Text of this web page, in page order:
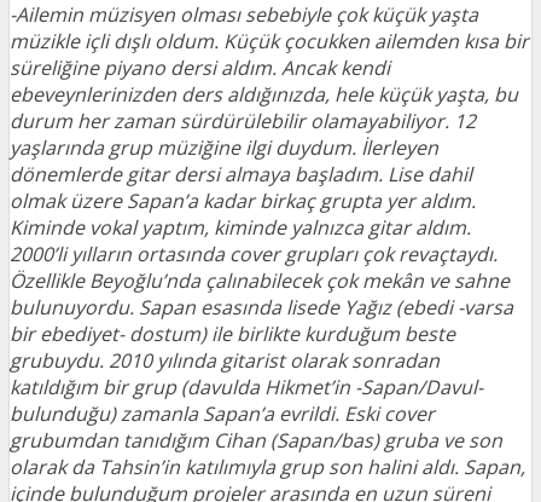
-Ailemin müzisyen olması sebebiyle çok küçük yaşta
müzikle içli dışlı oldum. Küçük çocukken ailemden kısa bir
süreliğine piyano dersi aldım. Ancak kendi
ebeveynlerinizden ders aldığınızda, hele küçük yaşta, bu
durum her zaman sürdürülebilir olamayabiliyor. 12
yaşlarında grup müziğine ilgi duydum. İlerleyen
dönemlerde gitar dersi almaya başladım. Lise dahil
olmak üzere Sapan’a kadar birkaç grupta yer aldım.
Kiminde vokal yaptım, kiminde yalnızca gitar aldım.
2000’li yılların ortasında cover grupları çok revaçtaydı.
Özellikle Beyoğlu’nda çalınabilecek çok mekân ve sahne
bulunuyordu. Sapan esasında lisede Yağız (ebedi -varsa
bir ebediyet- dostum) ile birlikte kurduğum beste
grubuydu. 2010 yılında gitarist olarak sonradan
katıldığım bir grup (davulda Hikmet’in -Sapan/Davul-
bulunduğu) zamanla Sapan’a evrildi. Eski cover
grubumdan tanıdığım Cihan (Sapan/bas) gruba ve son
olarak da Tahsin’in katılımıyla grup son halini aldı. Sapan,
içinde bulunduğum projeler arasında en uzun süreni